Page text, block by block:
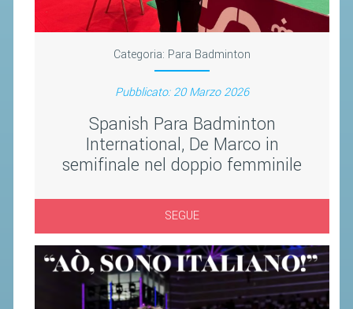
Categoria: Para Badminton
Pubblicato: 20 Marzo 2026
Spanish Para Badminton
International, De Marco in
semifinale nel doppio femminile
SEGUE
MODULI
MANIFESTAZIONI SPORTIVE
EVENTI SOSTENIBILI
PARA BADMINTON
L'ATTIVITÀ
TESSERAMENTO
REGOLAMENTI
GARE